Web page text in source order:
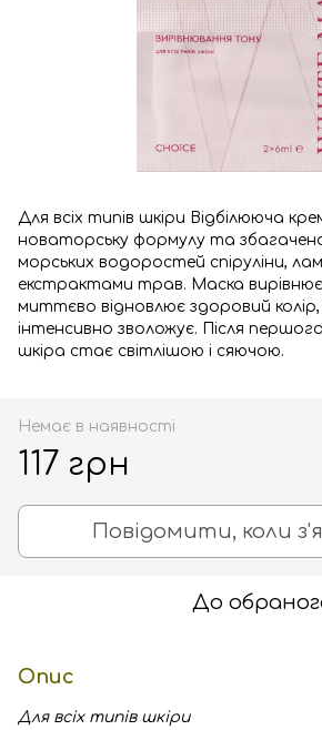
Для всіх типів шкіри Відбілююча
новаторську формулу та
морських водоростей спіруліни,
екстрактами трав. Маска
миттєво відновлює здоровий колір,
інтенсивно зволожує. Після
шкіра стає світлішою і сяючою.
Немає в наявності
117 грн
Повідомити, коли
До
Опис
Для всіх типів шкіри